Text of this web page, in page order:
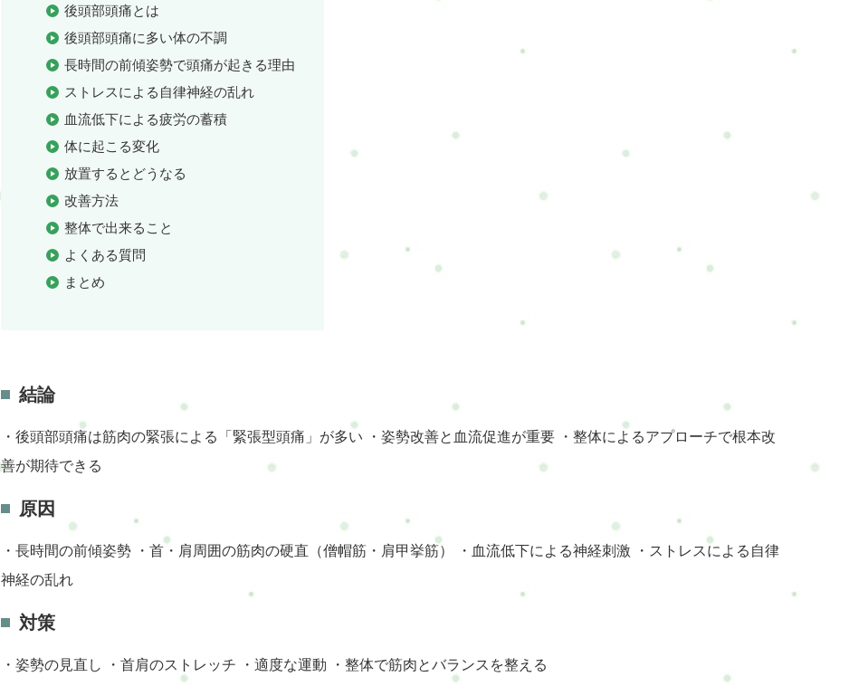
後頭部頭痛とは
後頭部頭痛に多い体の不調
長時間の前傾姿勢で頭痛が起きる理由
ストレスによる自律神経の乱れ
血流低下による疲労の蓄積
体に起こる変化
放置するとどうなる
改善方法
整体で出来ること
よくある質問
まとめ
結論
・後頭部頭痛は筋肉の緊張による「緊張型頭痛」が多い ・姿勢改善と血流促進が重要 ・整体によるアプローチで根本改
善が期待できる
原因
・長時間の前傾姿勢 ・首・肩周囲の筋肉の硬直（僧帽筋・肩甲挙筋） ・血流低下による神経刺激 ・ストレスによる自律
神経の乱れ
対策
・姿勢の見直し ・首肩のストレッチ ・適度な運動 ・整体で筋肉とバランスを整える